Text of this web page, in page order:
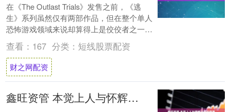
在《The Outlast Trials》发售之前，《逃
生》系列虽然仅有两部作品，但在整个单人
恐怖游戏领域来说却算得上是佼佼者之一，
《The Outlast T....
查看： 167 分类： 短线股票配资
财之网配资
鑫旺资管 本觉上人与怀辉法师的趣事